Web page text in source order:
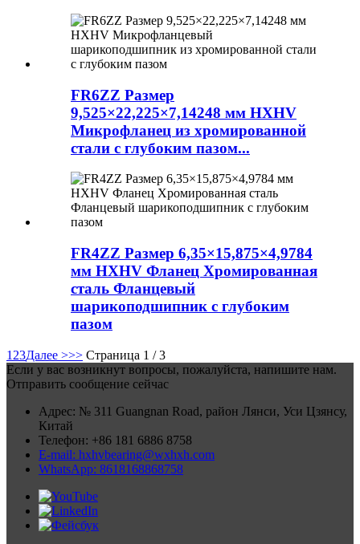
FR6ZZ Размер
9,525×22,225×7,14248 мм HXHV
Микрофланец из хромированной
стали с глубоким пазом...
FR4ZZ Размер 6,35×15,875×4,9784
мм HXHV Фланец Хромированная
сталь Фланцевый
шарикоподшипник с глубоким
пазом
1 23Далее >>> Страница 1 / 3
Если у вас возникнут вопросы, пожалуйста, напишите нам.
Отправить сообщение сейчас
Адрес: № 311 Guangnan Road, район Лянси, Уси Цзянсу,
Китай
Телефон: +86 181 6886 8758
E-mail: hxhvbearing@wxhxh.com
WhatsApp: 8618168868758